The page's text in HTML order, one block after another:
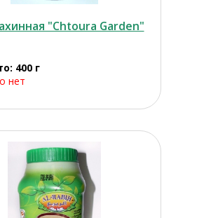
"Chtoura Garden"
400 г
нет